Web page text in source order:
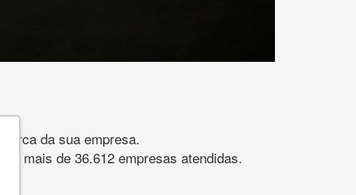
da sua empresa.
mais de 36.612 empresas atendidas.